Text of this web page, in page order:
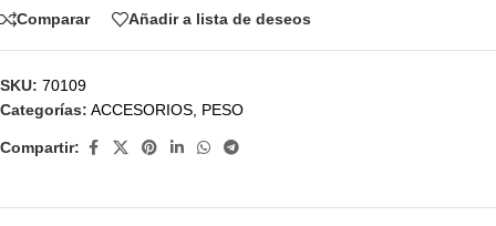
Comparar Añadir a lista de deseos
SKU: 70109
Categorías: ACCESORIOS PESO
Compartir: